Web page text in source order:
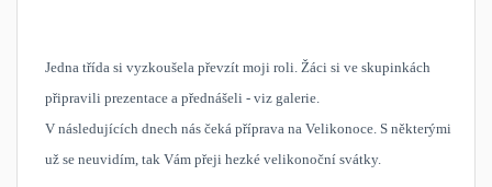
Jedna třída si vyzkoušela převzít moji roli. Žáci si ve skupinkách
připravili prezentace a přednášeli - viz galerie.
V následujících dnech nás čeká příprava na Velikonoce. S některými
už se neuvidím, tak Vám přeji hezké velikonoční svátky.